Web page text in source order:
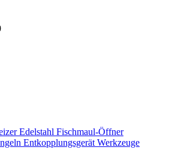
Edelstahl Fischmaul-Öffner
Entkopplungsgerät Werkzeuge